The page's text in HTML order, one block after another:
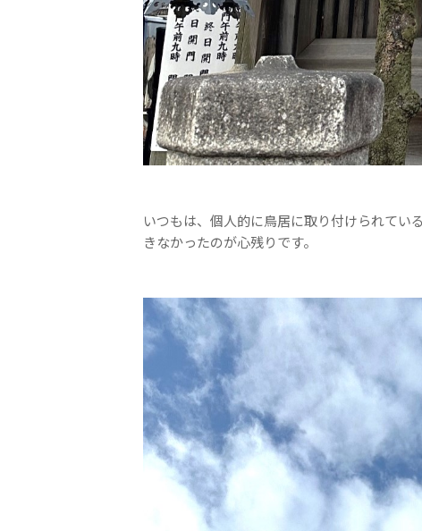
いつもは、個人的に鳥居に取り付けられて
きなかったのが心残りです。